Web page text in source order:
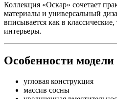
Коллекция «Оскар» сочетает
материалы и универсальный
вписывается как в
интерьеры.
Особенности модели
угловая конструкция
массив сосны